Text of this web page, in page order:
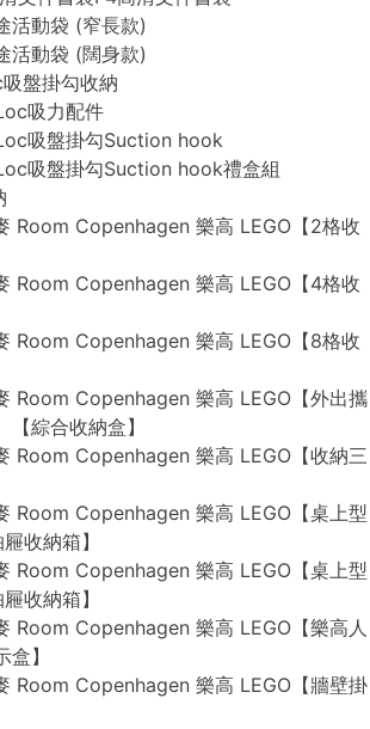
活動袋 (窄長款)
活動袋 (闊身款)
盤掛勾收納
吸力配件
吸盤掛勾Suction hook
吸盤掛勾Suction hook禮盒組
Room Copenhagen 樂高 LEGO【2格收
Room Copenhagen 樂高 LEGO【4格收
Room Copenhagen 樂高 LEGO【8格收
Room Copenhagen 樂高 LEGO【外出攜
【綜合收納盒】
Room Copenhagen 樂高 LEGO【收納三
Room Copenhagen 樂高 LEGO【桌上型
收納箱】
Room Copenhagen 樂高 LEGO【桌上型
收納箱】
Room Copenhagen 樂高 LEGO【樂高人
盒】
Room Copenhagen 樂高 LEGO【牆壁掛